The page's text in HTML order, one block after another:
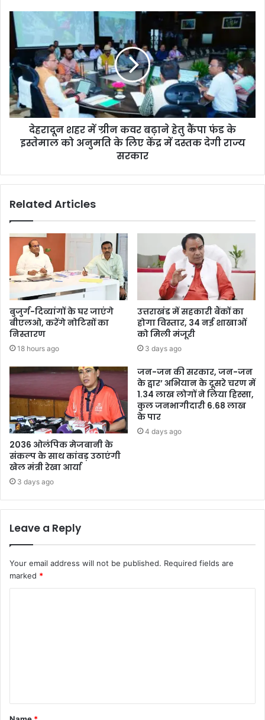
देहरादून शहर में ग्रीन कवर बढ़ाने हेतु कैंपा फंड के
इस्तेमाल को अनुमति के लिए केंद्र में दस्तक देगी राज्य
सरकार
Related Articles
बुजुर्ग-दिव्यांगों के घर जाएंगे
बीएलओ, करेंगे नोटिसों का
निस्तारण
18 hours ago
उत्तराखंड में सहकारी बैंकों का
होगा विस्तार, 34 नई शाखाओं
को मिली मंजूरी
3 days ago
2036 ओलंपिक मेजबानी के
संकल्प के साथ कांवड़ उठाएंगी
खेल मंत्री रेखा आर्या
3 days ago
जन-जन की सरकार, जन-जन
के द्वार’ अभियान के दूसरे चरण में
1.34 लाख लोगों ने लिया हिस्सा,
कुल जनभागीदारी 6.68 लाख
के पार
4 days ago
Leave a Reply
Your email address will not be published. Required fields are
marked *
t